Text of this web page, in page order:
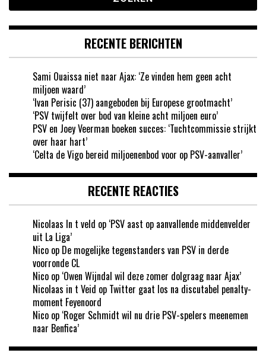
RECENTE BERICHTEN
Sami Ouaissa niet naar Ajax: ‘Ze vinden hem geen acht
miljoen waard’
‘Ivan Perisic (37) aangeboden bij Europese grootmacht’
‘PSV twijfelt over bod van kleine acht miljoen euro’
PSV en Joey Veerman boeken succes: ‘Tuchtcommissie strijkt
over haar hart’
‘Celta de Vigo bereid miljoenenbod voor op PSV-aanvaller’
RECENTE REACTIES
Nicolaas In t veld op ‘PSV aast op aanvallende middenvelder
uit La Liga’
Nico op De mogelijke tegenstanders van PSV in derde
voorronde CL
Nico op ‘Owen Wijndal wil deze zomer dolgraag naar Ajax’
Nicolaas in t Veid op Twitter gaat los na discutabel penalty-
moment Feyenoord
Nico op ‘Roger Schmidt wil nu drie PSV-spelers meenemen
naar Benfica’